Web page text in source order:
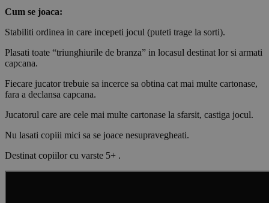
Cum se joaca:
Stabiliti ordinea in care incepeti jocul (puteti trage la sorti).
Plasati toate “triunghiurile de branza” in locasul destinat lor si armati
capcana.
Fiecare jucator trebuie sa incerce sa obtina cat mai multe cartonase,
fara a declansa capcana.
Jucatorul care are cele mai multe cartonase la sfarsit, castiga jocul.
Nu lasati copiii mici sa se joace nesupravegheati.
Destinat copiilor cu varste 5+ .